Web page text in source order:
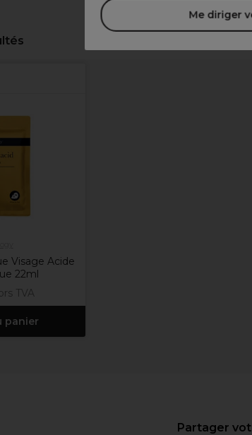
Me diriger
Visage Acide
22ml
TVA
panier
Partager